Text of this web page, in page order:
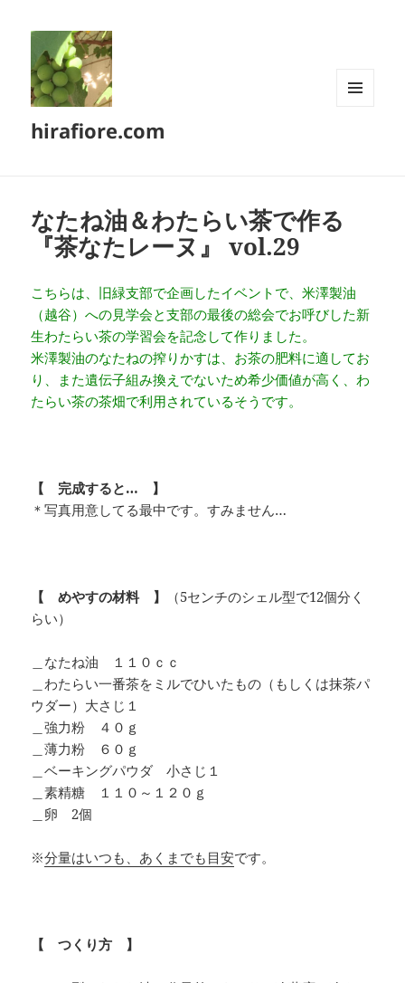
hirafiore.com
なたね油＆わたらい茶で作る
『茶なたレーヌ』 vol.29
こちらは、旧緑支部で企画したイベントで、米澤製油
（越谷）への見学会と支部の最後の総会でお呼びした新
生わたらい茶の学習会を記念して作りました。
米澤製油のなたねの搾りかすは、お茶の肥料に適してお
り、また遺伝子組み換えでないため希少価値が高く、わ
たらい茶の茶畑で利用されているそうです。
【 完成すると… 】
＊写真用意してる最中です。すみません…
【 めやすの材料 】
（5センチのシェル型で12個分く
らい）
＿なたね油 １１０ｃｃ
＿わたらい一番茶をミルでひいたもの（もしくは抹茶パ
ウダー）大さじ１
＿強力粉 ４０ｇ
＿薄力粉 ６０ｇ
＿ベーキングパウダ 小さじ１
＿素精糖 １１０～１２０ｇ
＿卵 2個
※分量はいつも、あくまでも目安です。
【 つくり方 】